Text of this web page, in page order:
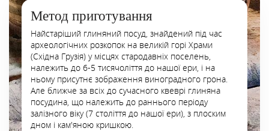
Метод приготування
Найстаріший глиняний посуд, знайдений під час
археологічних розкопок на великій горі Храми
(Східна Грузія) у місцях стародавніх поселень,
належить до 6-5 тисячоліття до нашої ери, і на
ньому присутнє зображення виноградного грона.
Але ближче за всіх до сучасного квеврі глиняна
посудина, що належить до раннього періоду
залізного віку (7 століття до нашої ери), з плоским
дном і кам'яною кришкою.